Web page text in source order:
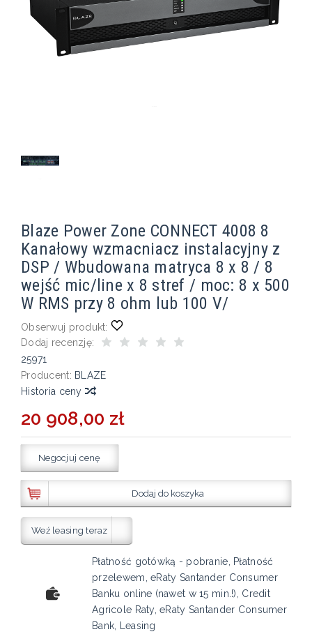
Blaze Power Zone CONNECT 4008 8
Kanałowy wzmacniacz instalacyjny z
DSP / Wbudowana matryca 8 x 8 / 8
wejść mic/line x 8 stref / moc: 8 x 500
W RMS przy 8 ohm lub 100 V/
Obserwuj produkt:
Dodaj recenzję:
25971
Producent: BLAZE
Historia ceny
20 908,00 zł
Negocjuj cenę
Dodaj do koszyka
Weź leasing teraz
Płatność gotówką - pobranie, Płatność
przelewem, eRaty Santander Consumer
Banku online (nawet w 15 min.!), Credit
Agricole Raty, eRaty Santander Consumer
Bank, Leasing